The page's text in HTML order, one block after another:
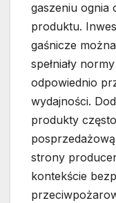
gaszeniu ognia
produktu.
gaśnicze
spełniały
odpowiednio
wydajności.
produkty
strony
kontekście